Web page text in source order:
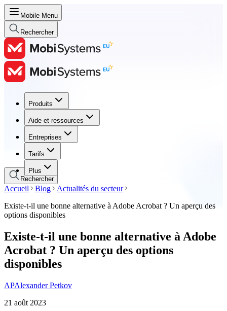
Mobile Menu
Rechercher
Produits
Aide et ressources
Entreprises
Tarifs
Plus
Produits
Aide et ressources
Entreprises
Tarifs
Rechercher
Accueil Blog
Actualités du secteur
Existe-t-il une bonne alternative à Adobe Acrobat ? Un aperçu des
options disponibles
Existe-t-il une bonne alternative à Adobe
Acrobat ? Un aperçu des options
disponibles
APAlexander Petkov
21 août 2023